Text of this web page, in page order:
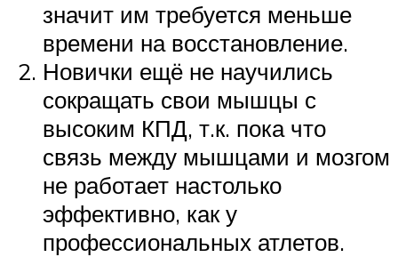
значит им требуется меньше
времени на восстановление.
Новички ещё не научились
сокращать свои мышцы с
высоким КПД, т.к. пока что
связь между мышцами и мозгом
не работает настолько
эффективно, как у
профессиональных атлетов.